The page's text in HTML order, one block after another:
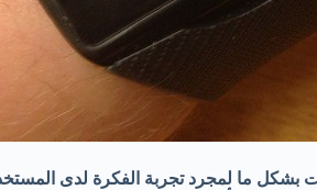
بشكل ما لمجرد تجربة الفكرة لدى